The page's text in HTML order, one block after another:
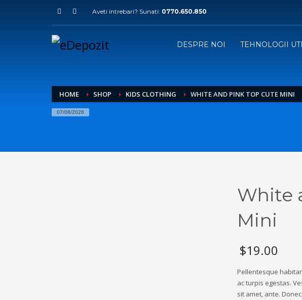
Aveti intrebari? Sunati: 0770.650.850
DESPRE NOI TEHNOLOGII
HOME SHOP KIDS CLOTHING WHITE AND PINK TOP CUTE MINI
07/08/2026
White
Mini
$19.00
Pellentesque
ac turpis egestas.
sit amet, ante.